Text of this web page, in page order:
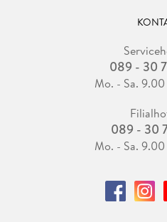
089 - 30
Mo. - Sa.
089 - 30
Mo. - Sa.